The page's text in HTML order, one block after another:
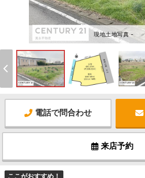
現地土地写真 -
電話で問合わせ
来店予約
ここがおすすめ！